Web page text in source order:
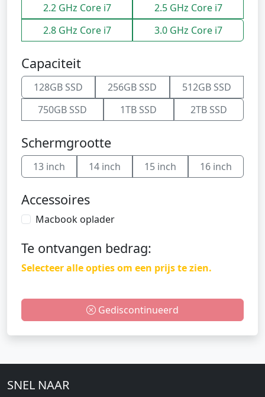
2.2 GHz Core i7
2.5 GHz Core i7
2.8 GHz Core i7
3.0 GHz Core i7
Capaciteit
128GB SSD 256GB SSD
512GB SSD
750GB SSD
1TB SSD 2TB SSD
Schermgrootte
13 inch 14 inch 15 inch 16 inch
Accessoires
Macbook oplader
Te ontvangen bedrag:
Selecteer alle opties om een prijs te zien.
Gediscontinueerd
SNEL NAAR